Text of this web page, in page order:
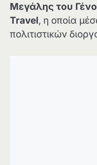
Μεγάλης του
Travel, η οποία
πολιτιστικών